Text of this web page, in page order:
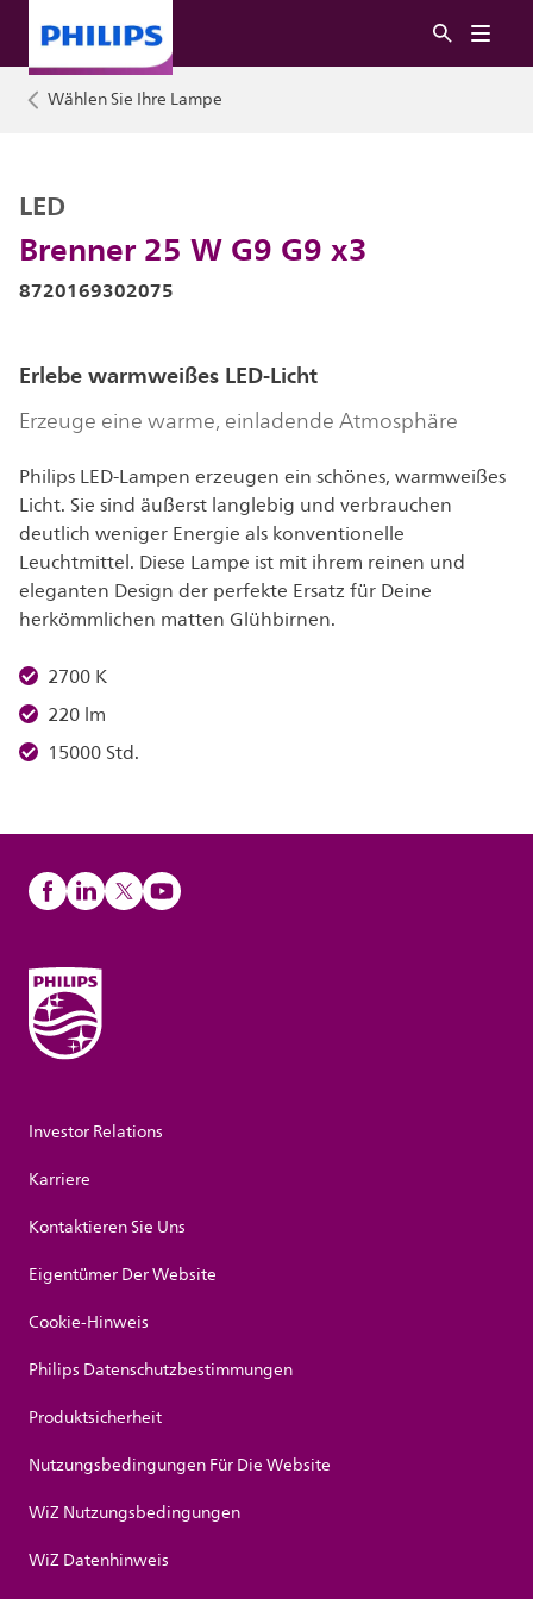
Wählen Sie Ihre Lampe
Brenner 25 W G9 G9 x3
LED
8720169302075
Erlebe warmweißes LED-Licht
Erzeuge eine warme, einladende Atmosphäre
Philips LED-Lampen erzeugen ein schönes, warmweißes
Licht. Sie sind äußerst langlebig und verbrauchen
deutlich weniger Energie als konventionelle
Leuchtmittel. Diese Lampe ist mit ihrem reinen und
eleganten Design der perfekte Ersatz für Deine
herkömmlichen matten Glühbirnen.
2700 K
220 lm
15000 Std.
Investor Relations
Karriere
Kontaktieren Sie Uns
Eigentümer Der Website
Cookie-Hinweis
Philips Datenschutzbestimmungen
Produktsicherheit
Nutzungsbedingungen Für Die Website
WiZ Nutzungsbedingungen
WiZ Datenhinweis